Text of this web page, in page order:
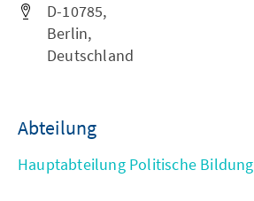
D-10785,
Berlin,
Deutschland
Abteilung
Hauptabteilung Politische Bildung